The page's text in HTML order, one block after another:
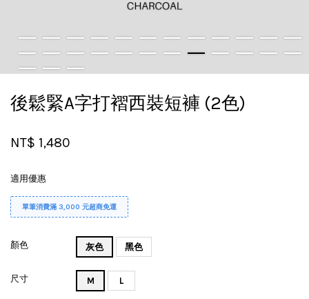
後鬆緊A字打褶西裝短褲 (2色)
NT$ 1,480
適用優惠
單筆消費滿 3,000 元超商免運
顏色 灰色 黑色
尺寸 M L